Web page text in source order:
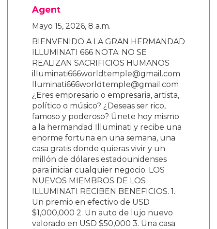
Agent
Mayo 15, 2026, 8 a.m.
BIENVENIDO A LA GRAN HERMANDAD
ILLUMINATI 666 NOTA: NO SE
REALIZAN SACRIFICIOS HUMANOS
illuminati666worldtemple@gmail.com
lluminati666worldtemple@gmail.com
¿Eres empresario o empresaria, artista,
político o músico? ¿Deseas ser rico,
famoso y poderoso? Únete hoy mismo
a la hermandad Illuminati y recibe una
enorme fortuna en una semana, una
casa gratis donde quieras vivir y un
millón de dólares estadounidenses
para iniciar cualquier negocio. LOS
NUEVOS MIEMBROS DE LOS
ILLUMINATI RECIBEN BENEFICIOS. 1.
Un premio en efectivo de USD
$1,000,000 2. Un auto de lujo nuevo
valorado en USD $50,000 3. Una casa